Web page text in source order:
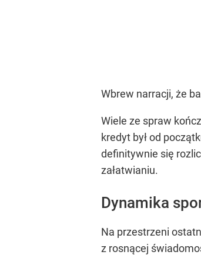
Wbrew narracji, że
Wiele ze spraw
kredyt był od
definitywnie się
załatwianiu.
Dynamika
Na przestrzeni
z rosnącej